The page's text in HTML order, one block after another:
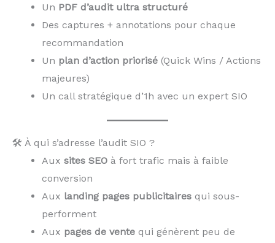
Un PDF d’audit ultra structuré
Des captures + annotations pour chaque
recommandation
Un plan d’action priorisé (Quick Wins / Actions
majeures)
Un call stratégique d’1h avec un expert SIO
🛠️ À qui s’adresse l’audit SIO ?
Aux sites SEO à fort trafic mais à faible
conversion
Aux landing pages publicitaires qui sous-
performent
Aux pages de vente qui génèrent peu de